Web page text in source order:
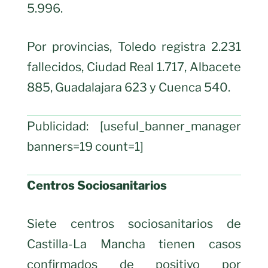
5.996.
Por provincias, Toledo registra 2.231
fallecidos, Ciudad Real 1.717, Albacete
885, Guadalajara 623 y Cuenca 540.
Publicidad: [useful_banner_manager
banners=19 count=1]
Centros Sociosanitarios
Siete centros sociosanitarios de
Castilla-La Mancha tienen casos
confirmados de positivo por